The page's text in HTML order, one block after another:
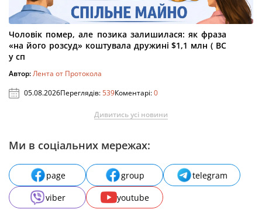
Чоловік помер, але позика залишилася: як фраза
«на його розсуд» коштувала дружині $1,1 млн ( ВС
у сп
Автор:Лента от Протокола
05.08.2026Переглядів:539Коментарі:0
Дивитись усі новини
Ми в соціальних мережах:
page group
telegram
viber
youtube